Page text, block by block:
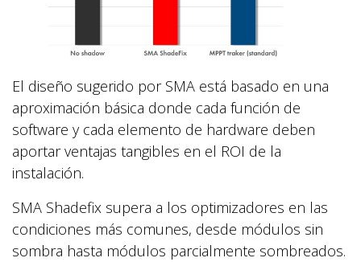
El diseño sugerido por SMA está basado en una
aproximación básica donde cada función de
software y cada elemento de hardware deben
aportar ventajas tangibles en el ROI de la
instalación.
SMA Shadefix supera a los optimizadores en las
condiciones más comunes, desde módulos sin
sombra hasta módulos parcialmente sombreados.